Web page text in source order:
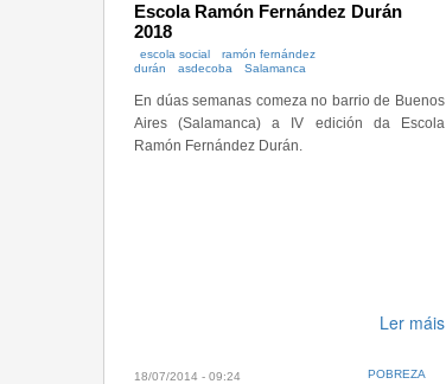
Escola Ramón Fernández Durán
2018
escola social
ramón fernández
durán
asdecoba Salamanca
En dúas semanas comeza no barrio de Buenos
Aires (Salamanca) a IV edición da Escola
Ramón Fernández Durán.
Ler máis
18/07/2014 - 09:24 POBREZA